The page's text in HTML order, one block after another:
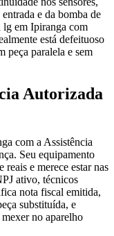
e da bomba de
lg em Ipiranga com
está defeituoso
peça paralela e sem
Autorizada
com a Assistência
Seu equipamento
e merece estar nas
ativo, técnicos
nota fiscal emitida,
substituída, e
no aparelho